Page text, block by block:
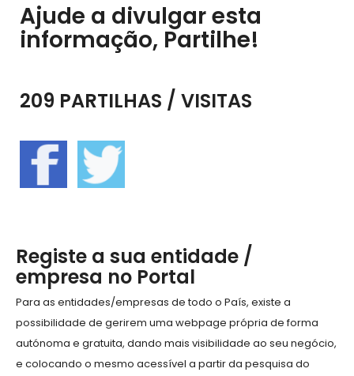
Ajude a divulgar esta
informação, Partilhe!
209 PARTILHAS / VISITAS
Registe a sua entidade /
empresa no Portal
Para as entidades/empresas de todo o País, existe a
possibilidade de gerirem uma webpage própria de forma
autónoma e gratuita, dando mais visibilidade ao seu negócio,
e colocando o mesmo acessível a partir da pesquisa do